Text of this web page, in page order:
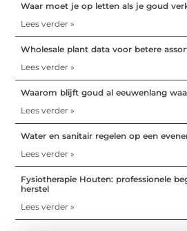
Waar moet je op letten als je goud
Lees verder »
Wholesale plant data voor betere
Lees verder »
Waarom blijft goud al eeuwenlang
Lees verder »
Water en sanitair regelen op een
Lees verder »
Fysiotherapie Houten: professionele
herstel
Lees verder »